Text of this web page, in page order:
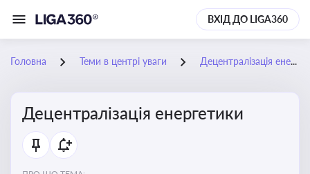
ВХІД ДО LIGA360
Головна Теми в центрі уваги Децентралізація енергетики
Децентралізація енергетики